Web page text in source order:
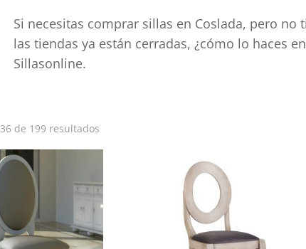
Si necesitas comprar sillas en Coslada, pero
las tiendas ya están cerradas, ¿cómo lo haces
Sillasonline.
de 199 resultados